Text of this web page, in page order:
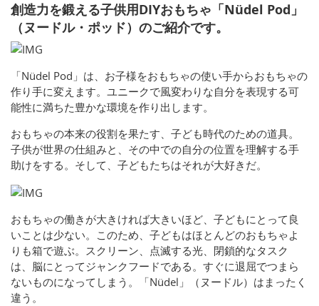
創造力を鍛える子供用DIYおもちゃ「Nüdel Pod」
（ヌードル・ポッド）のご紹介です。
「Nüdel Pod」は、お子様をおもちゃの使い手からおもちゃの
作り手に変えます。ユニークで風変わりな自分を表現する可
能性に満ちた豊かな環境を作り出します。
おもちゃの本来の役割を果たす、子ども時代のための道具。
子供が世界の仕組みと、その中での自分の位置を理解する手
助けをする。そして、子どもたちはそれが大好きだ。
おもちゃの働きが大きければ大きいほど、子どもにとって良
いことは少ない。このため、子どもはほとんどのおもちゃよ
りも箱で遊ぶ。スクリーン、点滅する光、閉鎖的なタスク
は、脳にとってジャンクフードである。すぐに退屈でつまら
ないものになってしまう。「Nüdel」（ヌードル）はまったく
違う。